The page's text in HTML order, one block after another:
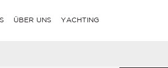
ÜBER UNS YACHTING